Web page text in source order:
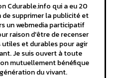
Cdurable.info qui a eu 20
de supprimer la publicité et
un webmedia participatif
raison d'être de recenser
et durables pour agir
Je suis ouvert à toute
mutuellement bénéfique
du vivant.